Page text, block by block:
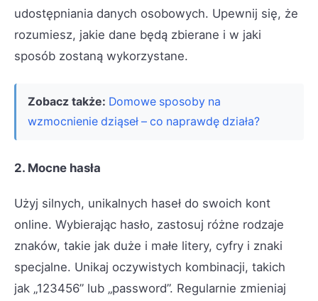
udostępniania danych osobowych. Upewnij się, że
rozumiesz, jakie dane będą zbierane i w jaki
sposób zostaną wykorzystane.
Zobacz także: Domowe sposoby na
wzmocnienie dziąseł – co naprawdę działa?
2. Mocne hasła
Użyj silnych, unikalnych haseł do swoich kont
online. Wybierając hasło, zastosuj różne rodzaje
znaków, takie jak duże i małe litery, cyfry i znaki
specjalne. Unikaj oczywistych kombinacji, takich
jak „123456” lub „password”. Regularnie zmieniaj